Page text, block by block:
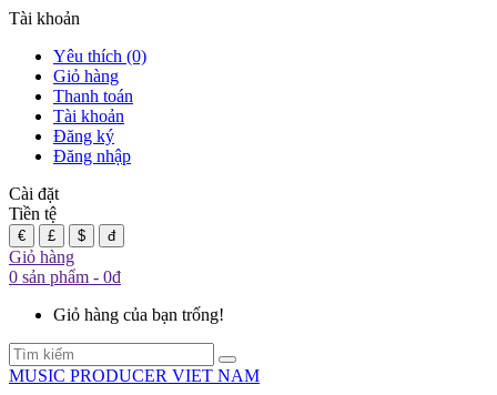
Tài khoản
Yêu thích (0)
Giỏ hàng
Thanh toán
Tài khoản
Đăng ký
Đăng nhập
Cài đặt
Tiền tệ
€ £ $ đ
Giỏ hàng
0 sản phẩm - 0đ
Giỏ hàng của bạn trống!
MUSIC PRODUCER VIET NAM